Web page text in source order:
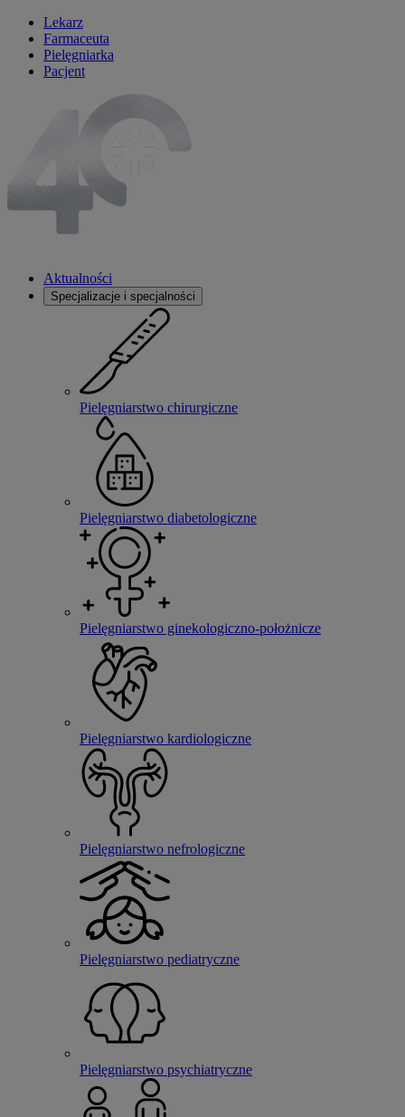
Lekarz
Farmaceuta
Pielęgniarka
Pacjent
Aktualności
Specjalizacje i specjalności
Pielęgniarstwo chirurgiczne
Pielęgniarstwo diabetologiczne
Pielęgniarstwo ginekologiczno-położnicze
Pielęgniarstwo kardiologiczne
Pielęgniarstwo nefrologiczne
Pielęgniarstwo pediatryczne
Pielęgniarstwo psychiatryczne